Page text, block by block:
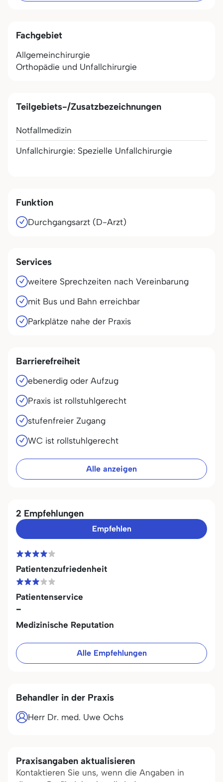
Fachgebiet
Allgemeinchirurgie
Orthopädie und Unfallchirurgie
Teilgebiets-/Zusatzbezeichnungen
Notfallmedizin
Unfallchirurgie: Spezielle Unfallchirurgie
Funktion
Durchgangsarzt (D-Arzt)
Services
weitere Sprechzeiten nach Vereinbarung
mit Bus und Bahn erreichbar
Parkplätze nahe der Praxis
Barrierefreiheit
ebenerdig oder Aufzug
Praxis ist rollstuhlgerecht
stufenfreier Zugang
WC ist rollstuhlgerecht
Alle anzeigen
2 Empfehlungen
Empfehlen
Patientenzufriedenheit
Patientenservice
-
Medizinische Reputation
Alle Empfehlungen
Behandler in der Praxis
Herr Dr. med. Uwe Ochs
Praxisangaben aktualisieren
Kontaktieren Sie uns, wenn die Angaben in